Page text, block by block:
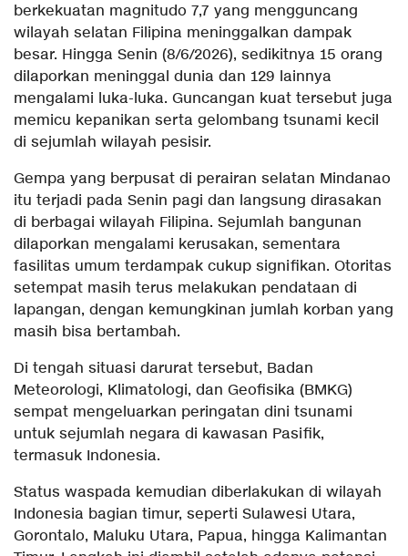
berkekuatan magnitudo 7,7 yang mengguncang
wilayah selatan Filipina meninggalkan dampak
besar. Hingga Senin (8/6/2026), sedikitnya 15 orang
dilaporkan meninggal dunia dan 129 lainnya
mengalami luka-luka. Guncangan kuat tersebut juga
memicu kepanikan serta gelombang tsunami kecil
di sejumlah wilayah pesisir.
Gempa yang berpusat di perairan selatan Mindanao
itu terjadi pada Senin pagi dan langsung dirasakan
di berbagai wilayah Filipina. Sejumlah bangunan
dilaporkan mengalami kerusakan, sementara
fasilitas umum terdampak cukup signifikan. Otoritas
setempat masih terus melakukan pendataan di
lapangan, dengan kemungkinan jumlah korban yang
masih bisa bertambah.
Di tengah situasi darurat tersebut, Badan
Meteorologi, Klimatologi, dan Geofisika (BMKG)
sempat mengeluarkan peringatan dini tsunami
untuk sejumlah negara di kawasan Pasifik,
termasuk Indonesia.
Status waspada kemudian diberlakukan di wilayah
Indonesia bagian timur, seperti Sulawesi Utara,
Gorontalo, Maluku Utara, Papua, hingga Kalimantan